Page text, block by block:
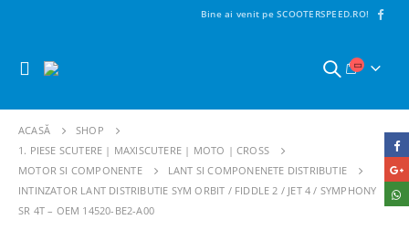
Bine ai venit pe SCOOTERSPEED.RO!
ACASĂ
SHOP
1. PIESE SCUTERE | MAXISCUTERE | MOTO | CROSS
MOTOR SI COMPONENTE
LANT SI COMPONENETE DISTRIBUTIE
INTINZATOR LANT DISTRIBUTIE SYM ORBIT / FIDDLE 2 / JET 4 / SYMPHONY
SR 4T – OEM 14520-BE2-A00